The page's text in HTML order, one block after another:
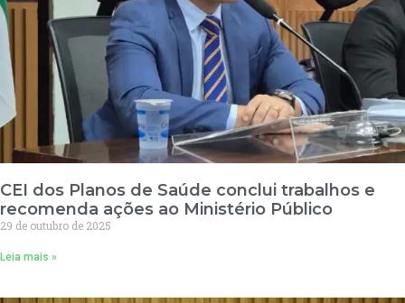
CEI dos Planos de Saúde conclui trabalhos e
recomenda ações ao Ministério Público
29 de outubro de 2025
Leia mais »